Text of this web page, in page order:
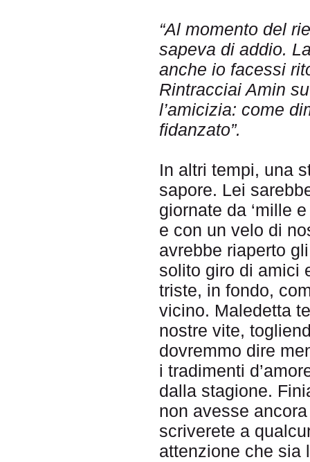
“Al momento del
sapeva di addio.
anche io facessi
Rintracciai Amin
l’amicizia: come
fidanzato”.
In altri tempi, una
sapore. Lei
giornate da ‘mille
e con un velo di
avrebbe riaperto
solito giro di amici
triste, in fondo,
vicino. Maledetta
nostre vite,
dovremmo dire
i tradimenti
dalla stagione.
non avesse
scriverete a
attenzione che sia